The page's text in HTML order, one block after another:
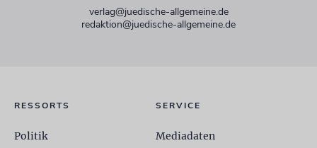
verlag@juedische-allgemeine.de
redaktion@juedische-allgemeine.de
RESSORTS
Politik
SERVICE
Mediadaten